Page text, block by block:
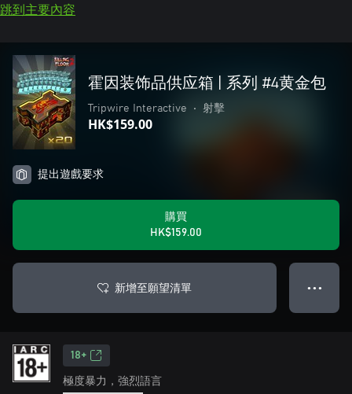
跳到主要內容
霍因装饰品供应箱 | 系列 #4黄金包
Tripwire Interactive • 射擊
HK$159.00
提出遊戲要求
購買
HK$159.00
新增至願望清單 ● ● ●
18+
極度暴力，強烈語言